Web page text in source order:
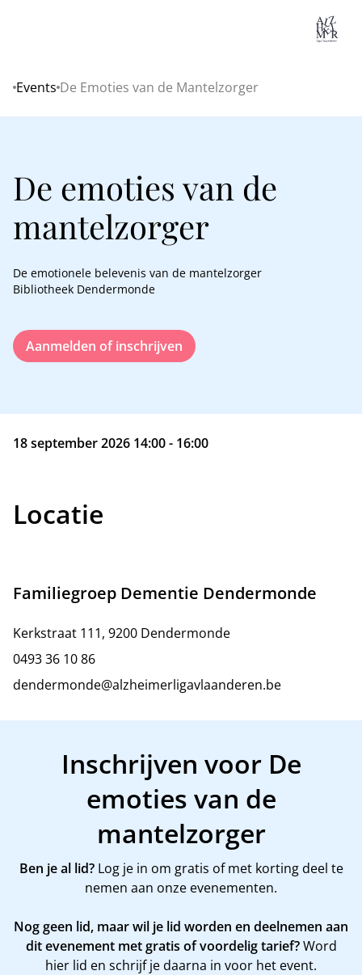
Home
Events De Emoties van de Mantelzorger
De emoties van de
mantelzorger
De emotionele belevenis van de mantelzorger
Bibliotheek Dendermonde
Aanmelden of inschrijven
18 september 2026 14:00 - 16:00
Locatie
Familiegroep Dementie Dendermonde
Kerkstraat 111, 9200 Dendermonde
0493 36 10 86
dendermonde@alzheimerligavlaanderen.be
Inschrijven voor De
emoties van de
mantelzorger
Ben je al lid?Log je in om gratis of met korting deel te
nemen aan onze evenementen.
Nog geen lid, maar wil je lid worden en deelnemen aan
dit evenement met gratis of voordelig tarief?Word
hier lid en schrijf je daarna in voor het event.